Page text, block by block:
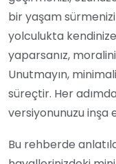
bir yaşam
yolculukta
yaparsanız,
Unutmayın,
süreçtir. Her
versiyonunuzu inşa
Bu rehberde